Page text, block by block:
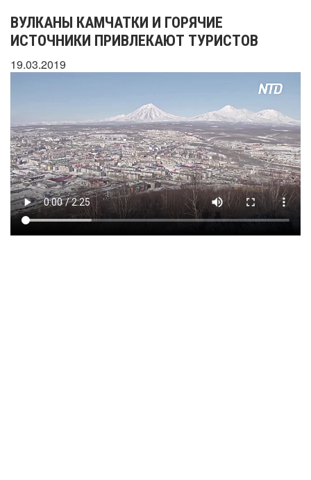
ВУЛКАНЫ КАМЧАТКИ И ГОРЯЧИЕ
ИСТОЧНИКИ ПРИВЛЕКАЮТ ТУРИСТОВ
19.03.2019